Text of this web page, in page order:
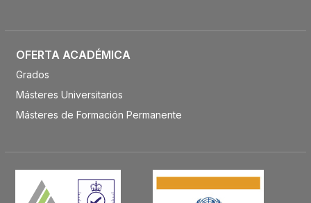
OFERTA ACADÉMICA
Grados
Másteres Universitarios
Másteres de Formación Permanente